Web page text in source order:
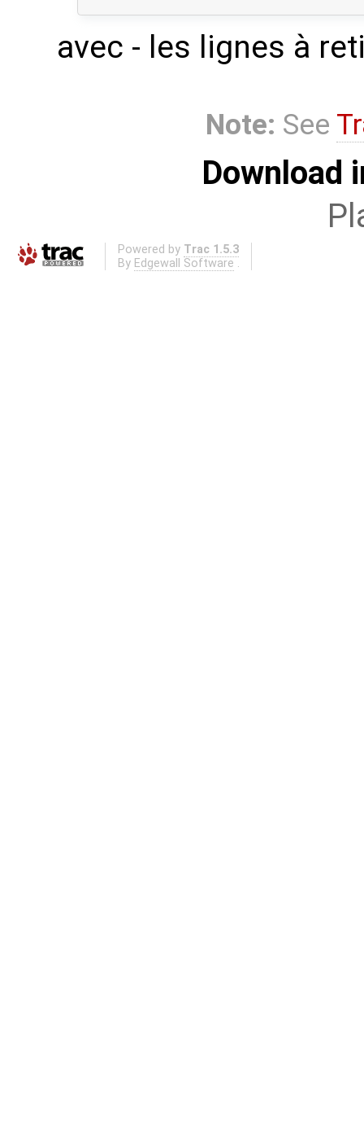
avec - les lignes à
Note: See
Download
Powered by Trac 1.5.3
By Edgewall Software .